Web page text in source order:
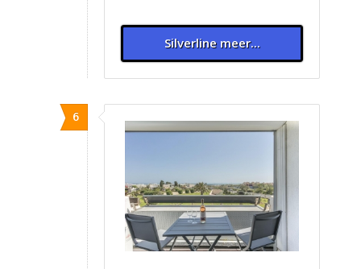
Silverline meer...
6